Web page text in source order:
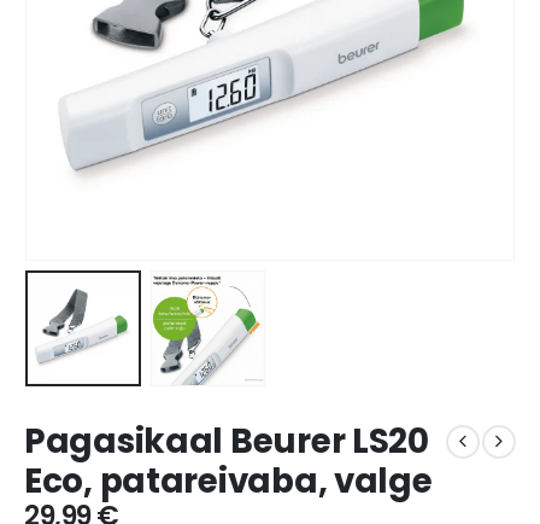
Pagasikaal Beurer LS20
Eco, patareivaba, valge
29,99€